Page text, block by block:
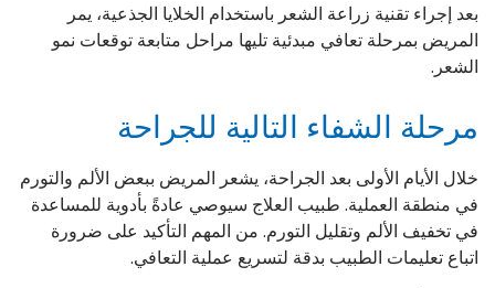
بعد إجراء تقنية زراعة الشعر باستخدام الخلايا الجذعية، يمر
المريض بمرحلة تعافي مبدئية تليها مراحل متابعة توقعات نمو
الشعر.
مرحلة الشفاء التالية للجراحة
خلال الأيام الأولى بعد الجراحة، يشعر المريض ببعض الألم والتورم
في منطقة العملية. طبيب العلاج سيوصي عادةً بأدوية للمساعدة
في تخفيف الألم وتقليل التورم. من المهم التأكيد على ضرورة
اتباع تعليمات الطبيب بدقة لتسريع عملية التعافي.